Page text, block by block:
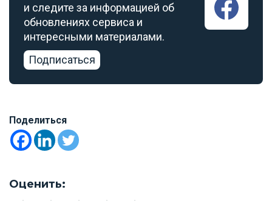
и следите за информацией об
обновлениях сервиса и
интересными материалами.
Подписаться
Поделиться
Оценить: